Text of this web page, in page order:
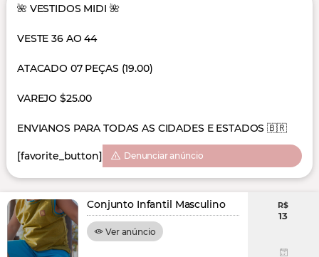
🌺 VESTIDOS MIDI 🌺
VESTE 36 AO 44
ATACADO 07 PEÇAS (19.00)
VAREJO $25.00
ENVIANOS PARA TODAS AS CIDADES E ESTADOS 🇧🇷
[favorite_button] Denunciar anúncio
Conjunto Infantil Masculino
Ver anúncio
R$
13